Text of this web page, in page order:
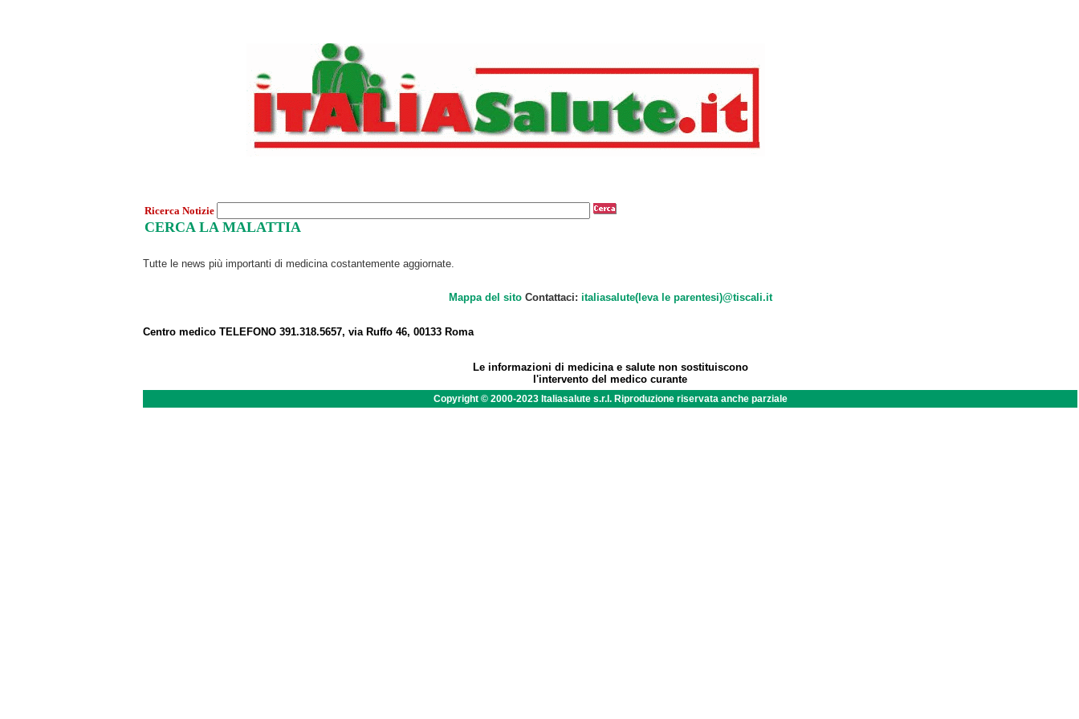
Ricerca Notizie
CERCA LA MALATTIA
Tutte le news più importanti di medicina costantemente aggiornate.
Mappa del sitoContattaci: italiasalute(leva le parentesi)@tiscali.it
Centro medico TELEFONO 391.318.5657, via Ruffo 46, 00133 Roma
Le informazioni di medicina e salute non sostituiscono
l'intervento del medico curante
Copyright © 2000-2023 Italiasalute s.r.l. Riproduzione riservata anche parziale